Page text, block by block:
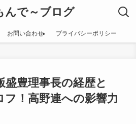
んで～ブログ
お問い合わせ プライバシーポリシー
盛豊理事長の経歴と
！高野連への影響力